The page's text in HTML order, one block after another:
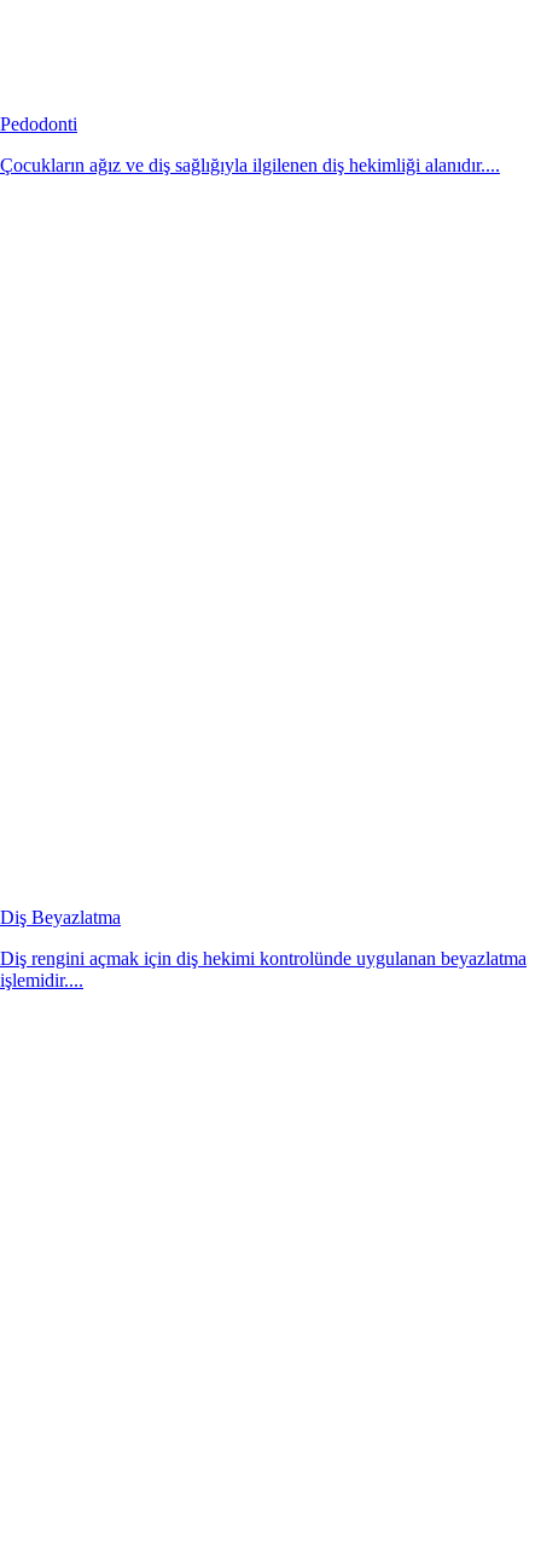
Pedodonti
Çocukların ağız ve diş sağlığıyla ilgilenen diş hekimliği alanıdır....
Diş Beyazlatma
Diş rengini açmak için diş hekimi kontrolünde uygulanan beyazlatma
işlemidir....